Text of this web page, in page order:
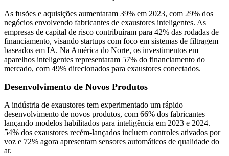
As fusões e aquisições aumentaram 39% em 2023, com 29% dos
negócios envolvendo fabricantes de exaustores inteligentes. As
empresas de capital de risco contribuíram para 42% das rodadas de
financiamento, visando startups com foco em sistemas de filtragem
baseados em IA. Na América do Norte, os investimentos em
aparelhos inteligentes representaram 57% do financiamento do
mercado, com 49% direcionados para exaustores conectados.
Desenvolvimento de Novos Produtos
A indústria de exaustores tem experimentado um rápido
desenvolvimento de novos produtos, com 66% dos fabricantes
lançando modelos habilitados para inteligência em 2023 e 2024.
54% dos exaustores recém-lançados incluem controles ativados por
voz e 72% agora apresentam sensores automáticos de qualidade do
ar.